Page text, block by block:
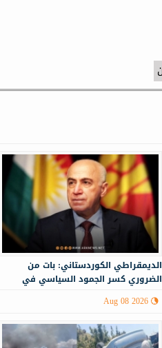
الديمقراطي الكوردستاني: بات من
الضروري كسر الجمود السياسي في
Aug 08 2026